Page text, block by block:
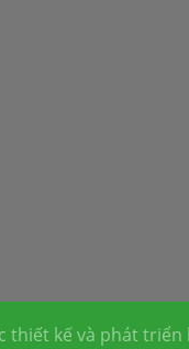
thiết kế và phát triển